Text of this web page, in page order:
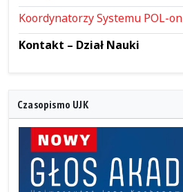
Koordynatorzy Systemu POL-on
Kontakt – Dział Nauki
Czasopismo UJK